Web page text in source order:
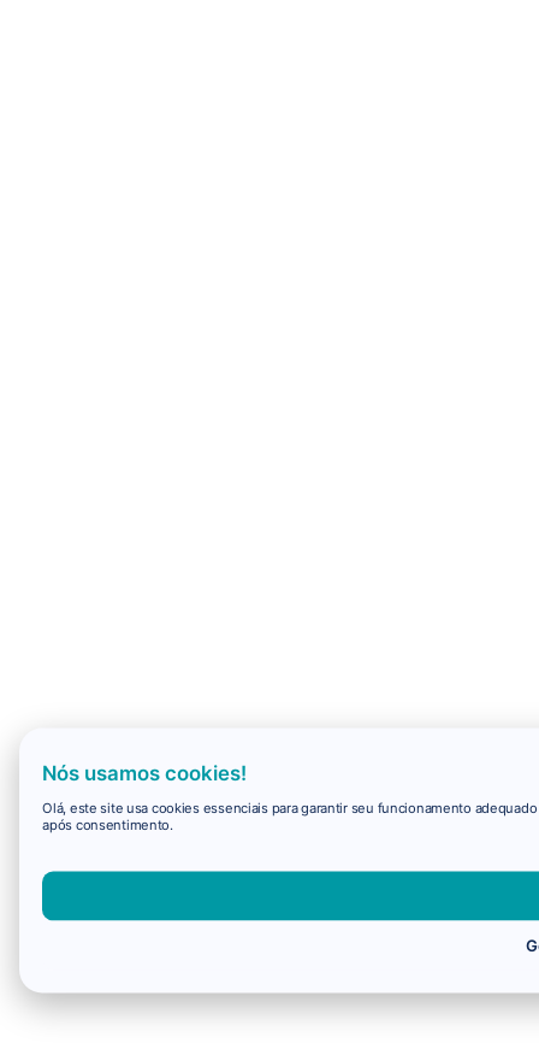
Nós usamos cookies!
Olá, este site usa cookies essenciais para garantir seu funcionamento
após consentimento.